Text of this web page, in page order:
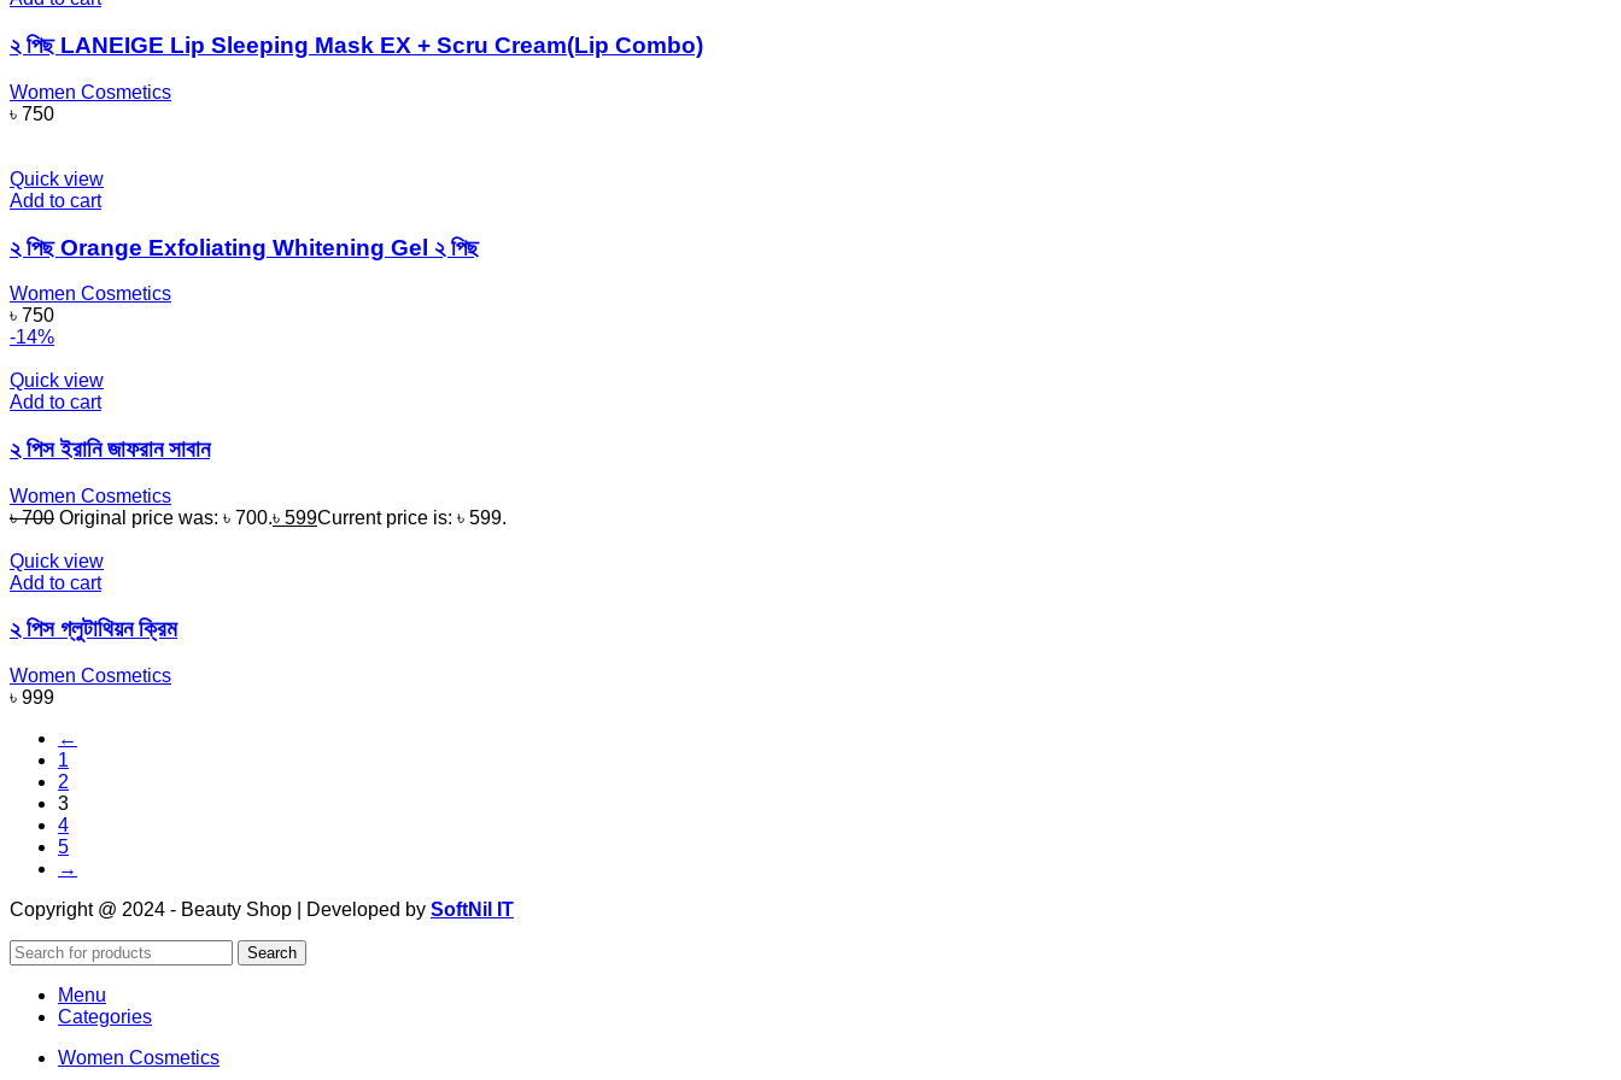
২ পিছ LANEIGE Lip Sleeping Mask EX + Scru Cream(Lip Combo)
Women Cosmetics
৳ 750
Quick view
Add to cart
২ পিছ Orange Exfoliating Whitening Gel ২ পিছ
Women Cosmetics
৳ 750
-14%
Quick view
Add to cart
২ পিস ইরানি জাফরান সাবান
Women Cosmetics
৳700 Original price was: ৳ 700.৳ 599Current price is: ৳ 599.
Quick view
Add to cart
২ পিস গ্লুটাথিয়ন ক্রিম
Women Cosmetics
৳ 999
←
1
2
3
4
5
→
Copyright @ 2024 - Beauty Shop | Developed by SoftNil IT
Search
Menu
Categories
Women Cosmetics